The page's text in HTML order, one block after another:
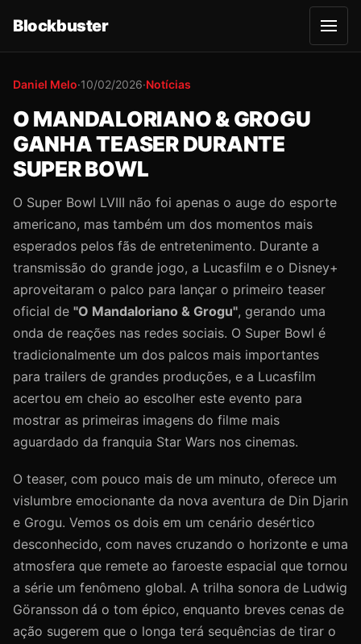
Blockbuster
A
b
r
Daniel Melo·10/02/2026·Notícias
O MANDALORIANO & GROGU
GANHA TEASER DURANTE
SUPER BOWL
O Super Bowl LVIII não foi apenas o auge do esporte
americano, mas também um dos momentos mais
esperados pelos fãs de entretenimento. Durante a
transmissão do grande jogo, a Lucasfilm e o Disney+
aproveitaram o palco para lançar o primeiro teaser
oficial de "O Mandaloriano & Grogu", gerando uma
onda de reações nas redes sociais. O Super Bowl é
tradicionalmente um dos palcos mais importantes
para trailers de grandes produções, e a Lucasfilm
acertou em cheio ao escolher este evento para
mostrar as primeiras imagens do filme mais
aguardado da franquia Star Wars nos cinemas.
O teaser, com pouco mais de um minuto, oferece um
vislumbre emocionante da nova aventura de Din Djarin
e Grogu. Vemos os dois em um cenário desértico
desconhecido, com naves cruzando o horizonte e uma
atmosfera que remete ao faroeste espacial que tornou
a série um fenômeno global. A trilha sonora de Ludwig
Göransson dá o tom épico, enquanto breves cenas de
ação sugerem que o longa terá sequências de tirar o